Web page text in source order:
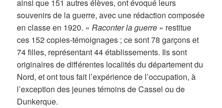
ainsi que 151 autres élèves, ont évoqué leurs
souvenirs de la guerre, avec une rédaction composée
en classe en 1920. «Raconter la guerre » restitue
ces 152 copies-témoignages ; ce sont 78 garçons et
74 filles, représentant 44 établissements. Ils sont
originaires de différentes localités du département du
Nord, et ont tous fait l’expérience de l’occupation, à
l’exception des jeunes témoins de Cassel ou de
Dunkerque.